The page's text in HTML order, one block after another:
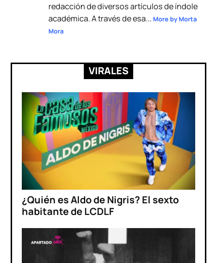
redacción de diversos artículos de índole
académica. A través de esa... More by Morta
Mora
VIRALES
¿Quién es Aldo de Nigris? El sexto
habitante de LCDLF